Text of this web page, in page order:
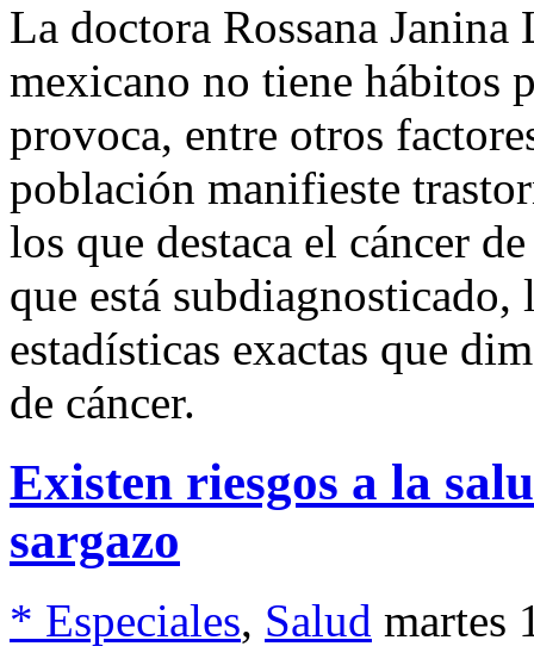
La doctora Rossana
mexicano no tiene hábitos
provoca, entre otros
población manifieste
los que destaca el cáncer
que está
estadísticas exactas que
de cáncer.
Existen riesgos a la
sargazo
* Especiales, Salud martes